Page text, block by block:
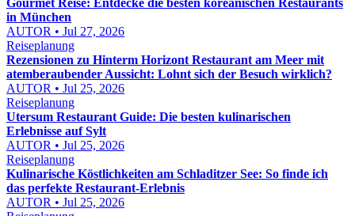
Gourmet Reise: Entdecke die besten koreanischen Restaurants
in München
AUTOR • Jul 27, 2026
Reiseplanung
Rezensionen zu Hinterm Horizont Restaurant am Meer mit
atemberaubender Aussicht: Lohnt sich der Besuch wirklich?
AUTOR • Jul 25, 2026
Reiseplanung
Utersum Restaurant Guide: Die besten kulinarischen
Erlebnisse auf Sylt
AUTOR • Jul 25, 2026
Reiseplanung
Kulinarische Köstlichkeiten am Schladitzer See: So finde ich
das perfekte Restaurant-Erlebnis
AUTOR • Jul 25, 2026